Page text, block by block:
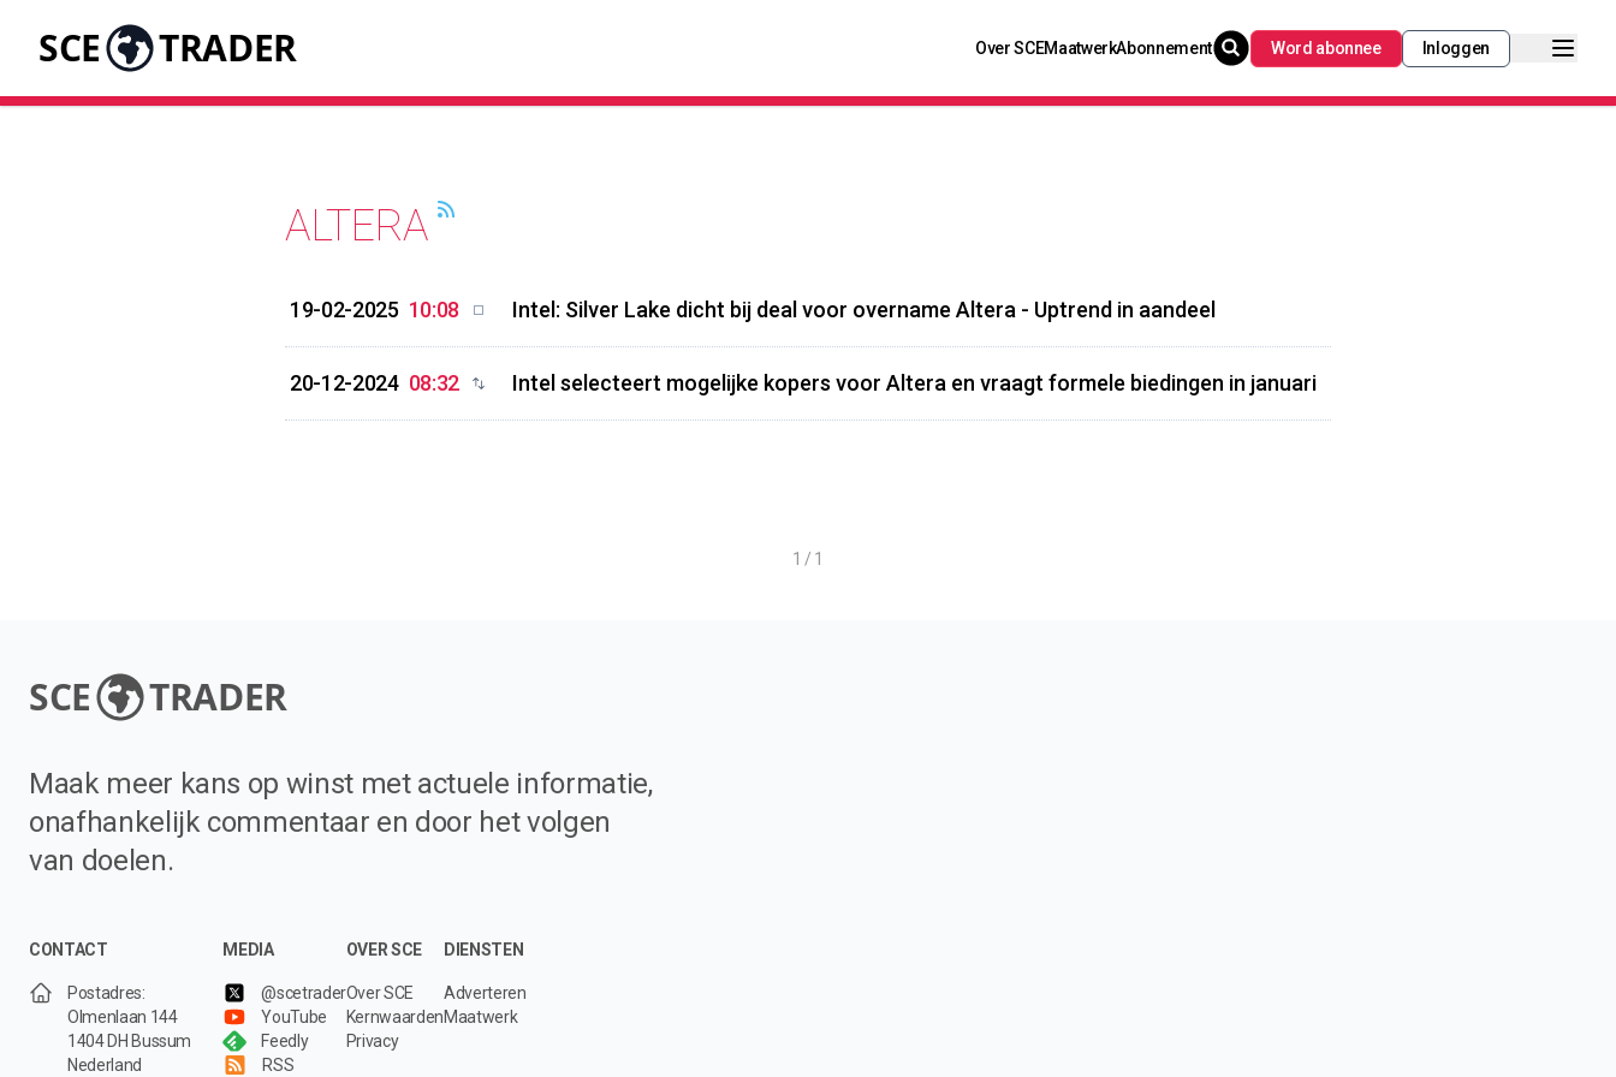
SCE TRADER Over SCEMaatwerkAbonnement Word abonnee Inloggen
ALTERA
19-02-2025 10:08 Intel: Silver Lake dicht bij deal voor overname Altera - Uptrend in aandeel
20-12-2024 08:32 Intel selecteert mogelijke kopers voor Altera en vraagt formele biedingen in januari
1 / 1
SCE TRADER
Maak meer kans op winst met actuele informatie,
onafhankelijk commentaar en door het volgen
van doelen.
CONTACT
Postadres:
Olmenlaan 144
1404 DH Bussum
Nederland
MEDIA
@scetrader
YouTube
Feedly
RSS
OVER SCE
Over SCE
Kernwaarden
Privacy
DIENSTEN
Adverteren
Maatwerk